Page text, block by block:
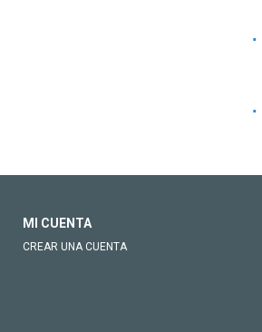
·
·
MI CUENTA
CREAR UNA CUENTA